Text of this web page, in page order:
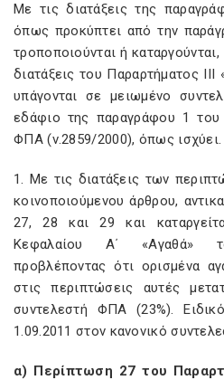
Με τις διατάξεις της
όπως προκύπτει από την
τροποποιούνται ή
διατάξεις του Παραρτήματος
υπάγονται σε μειωμένο
εδάφιο της παραγράφου 1
ΦΠΑ (ν.2859/2000), όπως ισχύει.
1. Με τις διατάξεις των
κοινοποιούμενου άρθρου,
27, 28 και 29 και
Κεφαλαίου Α΄ «Αγαθά»
προβλέποντας ότι ορισμένα
στις περιπτώσεις αυτές
συντελεστή ΦΠΑ (23%).
1.09.2011 στον κανονικό
α) Περίπτωση 27 του